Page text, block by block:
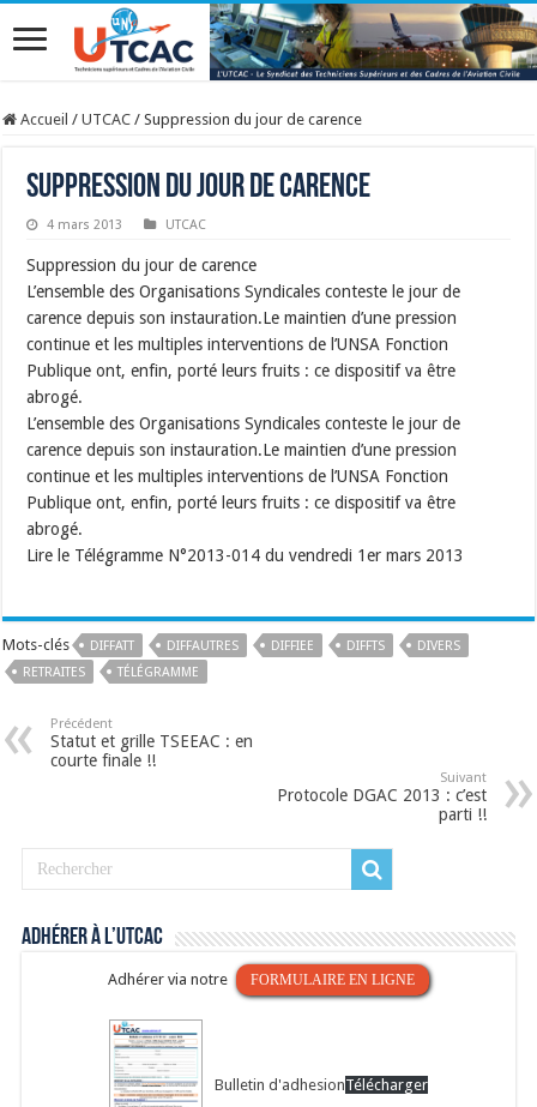
Accueil / UTCAC / Suppression du jour de carence
Suppression du jour de carence
4 mars 2013 UTCAC
Suppression du jour de carence
L’ensemble des Organisations Syndicales conteste le jour de
carence depuis son instauration.Le maintien d’une pression
continue et les multiples interventions de l’UNSA Fonction
Publique ont, enfin, porté leurs fruits : ce dispositif va être
abrogé.
L’ensemble des Organisations Syndicales conteste le jour de
carence depuis son instauration.Le maintien d’une pression
continue et les multiples interventions de l’UNSA Fonction
Publique ont, enfin, porté leurs fruits : ce dispositif va être
abrogé.
Lire le Télégramme N°2013-014 du vendredi 1er mars 2013
Mots-clés DIFFATT DIFFAUTRES DIFFIEE DIFFTS
DIVERS
RETRAITES
TÉLÉGRAMME
Précédent
Statut et grille TSEEAC : en
courte finale !!
Suivant
Protocole DGAC 2013 : c’est
parti !!
Adhérer à l’UTCAC
Adhérer via notre FORMULAIRE EN LIGNE
Bulletin d'adhesionTélécharger